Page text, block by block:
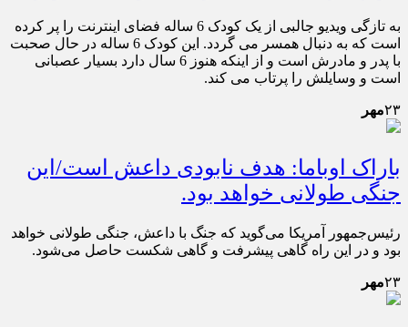
به تازگی ویدیو جالبی از یک کودک 6 ساله فضای اینترنت را پر کرده
است که به دنبال همسر می گردد. این کودک 6 ساله در حال صحبت
با پدر و مادرش است و از اینکه هنوز 6 سال دارد بسیار عصبانی
است و وسایلش را پرتاب می کند.
۲۳مهر
باراک اوباما: هدف نابودی داعش است/این
جنگی طولانی خواهد بود.
رئیس‌جمهور آمریکا می‌گوید که جنگ با داعش، جنگی طولانی خواهد
بود و در این راه گاهی پیشرفت و گاهی شکست حاصل می‌شود.
۲۳مهر